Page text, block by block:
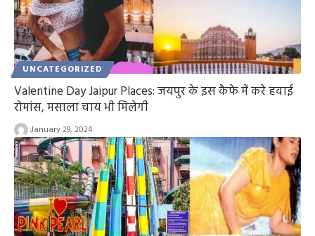
UNCATEGORIZED
Valentine Day Jaipur Places: जयपुर के इस कैफे में करे हवाई
रोमांस, मसाला चाय भी मिलेगी
January 29, 2024